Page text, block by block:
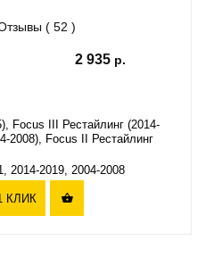
( 52 )
2 935
Focus III Рестайлинг (2014-
2008), Focus II Рестайлинг
2014-2019, 2004-2008
КЛИК 